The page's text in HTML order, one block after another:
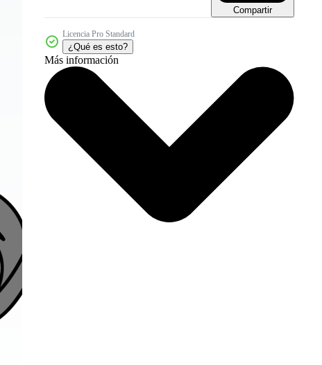
Compartir
Licencia Pro Standard
¿Qué es esto?
Más información